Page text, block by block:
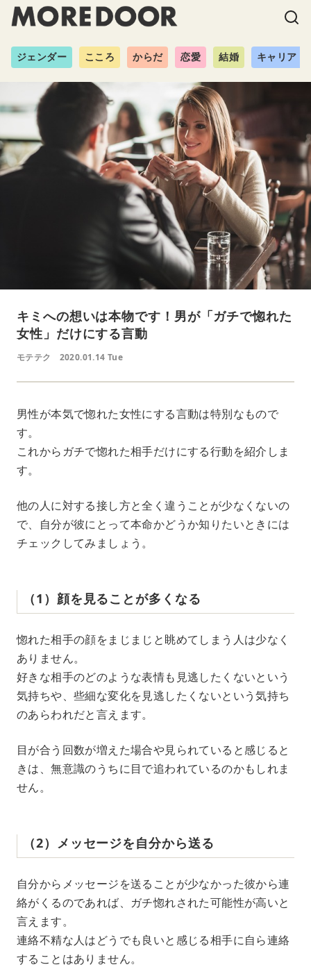
ジェンダー こころ からだ 恋愛 結婚 キャリア
キミへの想いは本物です！男が「ガチで惚れた
女性」だけにする言動
モテテク 2020.01.14 Tue
男性が本気で惚れた女性にする言動は特別なもので
す。
これからガチで惚れた相手だけにする行動を紹介しま
す。
他の人に対する接し方と全く違うことが少なくないの
で、自分が彼にとって本命かどうか知りたいときには
チェックしてみましょう。
（1）顔を見ることが多くなる
惚れた相手の顔をまじまじと眺めてしまう人は少なく
ありません。
好きな相手のどのような表情も見逃したくないという
気持ちや、些細な変化を見逃したくないという気持ち
のあらわれだと言えます。
目が合う回数が増えた場合や見られていると感じると
きは、無意識のうちに目で追われているのかもしれま
せん。
（2）メッセージを自分から送る
自分からメッセージを送ることが少なかった彼から連
絡がくるのであれば、ガチ惚れされた可能性が高いと
言えます。
連絡不精な人はどうでも良いと感じる相手に自ら連絡
することはありません。